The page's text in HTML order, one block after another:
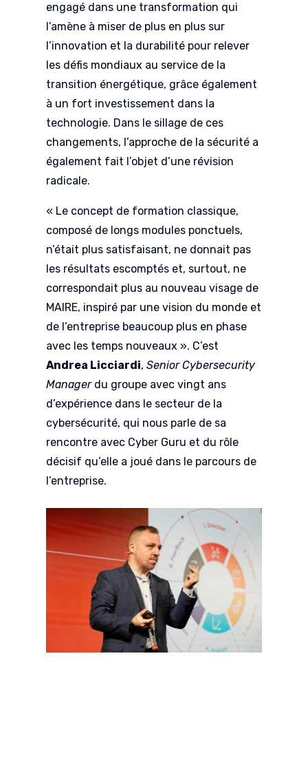
engagé dans une transformation qui
l’amène à miser de plus en plus sur
l’innovation et la durabilité pour relever
les défis mondiaux au service de la
transition énergétique, grâce également
à un fort investissement dans la
technologie. Dans le sillage de ces
changements, l’approche de la sécurité a
également fait l’objet d’une révision
radicale.
« Le concept de formation classique,
composé de longs modules ponctuels,
n’était plus satisfaisant, ne donnait pas
les résultats escomptés et, surtout, ne
correspondait plus au nouveau visage de
MAIRE, inspiré par une vision du monde et
de l’entreprise beaucoup plus en phase
avec les temps nouveaux ». C’est
Andrea Licciardi, Senior Cybersecurity
Managerdu groupe avec vingt ans
d’expérience dans le secteur de la
cybersécurité, qui nous parle de sa
rencontre avec Cyber Guru et du rôle
décisif qu’elle a joué dans le parcours de
l’entreprise.